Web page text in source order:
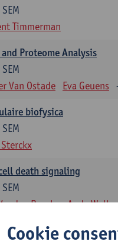
Timmerman
Proteome Analysis
Van Ostade Eva Geuens
biofysica
death signaling
Berghe Andy
Cookie